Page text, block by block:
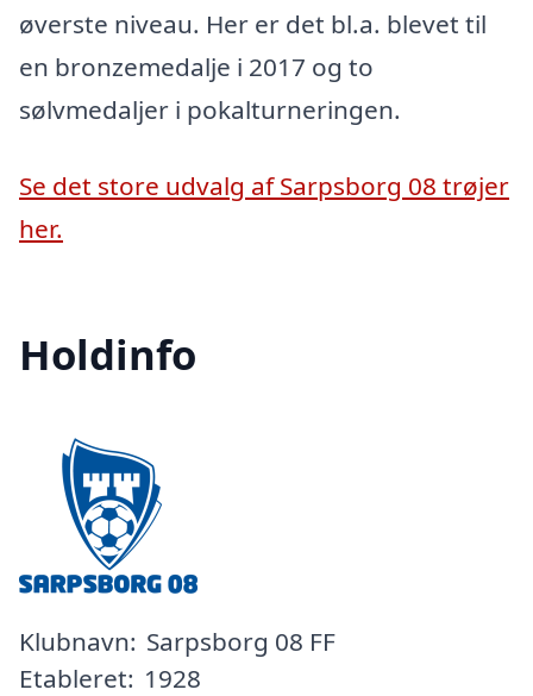
øverste niveau. Her er det bl.a. blevet til
en bronzemedalje i 2017 og to
sølvmedaljer i pokalturneringen.
Se det store udvalg af Sarpsborg 08 trøjer
her.
Holdinfo
Klubnavn: Sarpsborg 08 FF
Etableret: 1928